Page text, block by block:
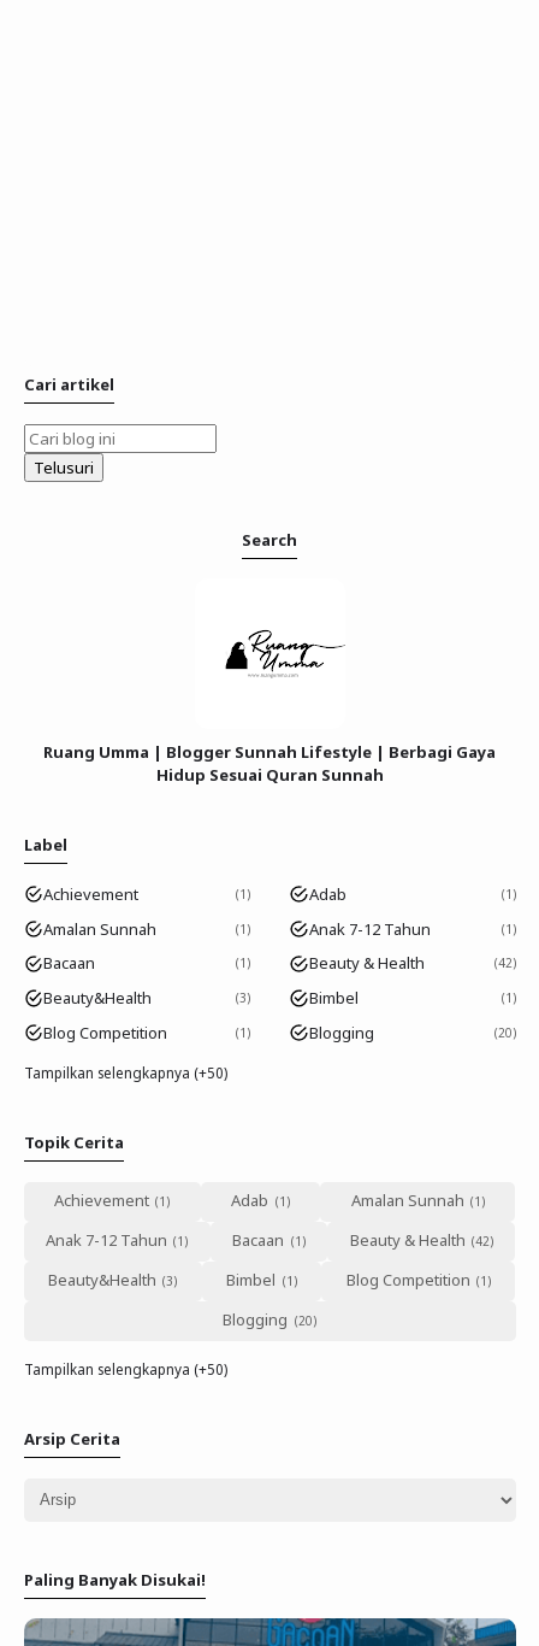
Cari artikel
Search
Ruang Umma | Blogger Sunnah Lifestyle | Berbagi Gaya
Hidup Sesuai Quran Sunnah
Label
Achievement 1 Adab 1
Amalan Sunnah 1 Anak 7-12 Tahun 1
Bacaan 1 Beauty & Health 42
Beauty&Health 3 Bimbel 1
Blog Competition 1 Blogging 20
Tampilkan selengkapnya (+50)
Topik Cerita
Achievement Adab
Amalan Sunnah
Anak 7-12 Tahun
Bacaan
Beauty & Health
Beauty&Health
Bimbel
Blog Competition
Blogging
Tampilkan selengkapnya (+50)
Arsip Cerita
Paling Banyak Disukai!